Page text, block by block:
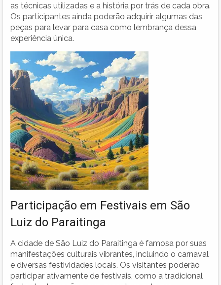
as técnicas utilizadas e a história por trás de cada obra.
Os participantes ainda poderão adquirir algumas das
peças para levar para casa como lembrança dessa
experiência única.
Participação em Festivais em São
Luiz do Paraitinga
A cidade de São Luiz do Paraitinga é famosa por suas
manifestações culturais vibrantes, incluindo o carnaval
e diversas festividades locais. Os visitantes poderão
participar ativamente de festivais, como a tradicional